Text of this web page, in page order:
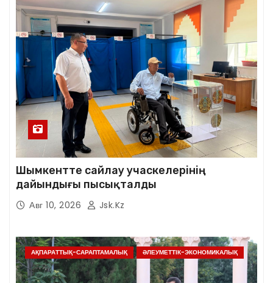
Шымкентте сайлау учаскелерінің
дайындығы пысықталды
Авг 10, 2026 Jsk.kz
АҚПАРАТТЫҚ-САРАПТАМАЛЫҚ ӘЛЕУМЕТТІК-ЭКОНОМИКАЛЫҚ